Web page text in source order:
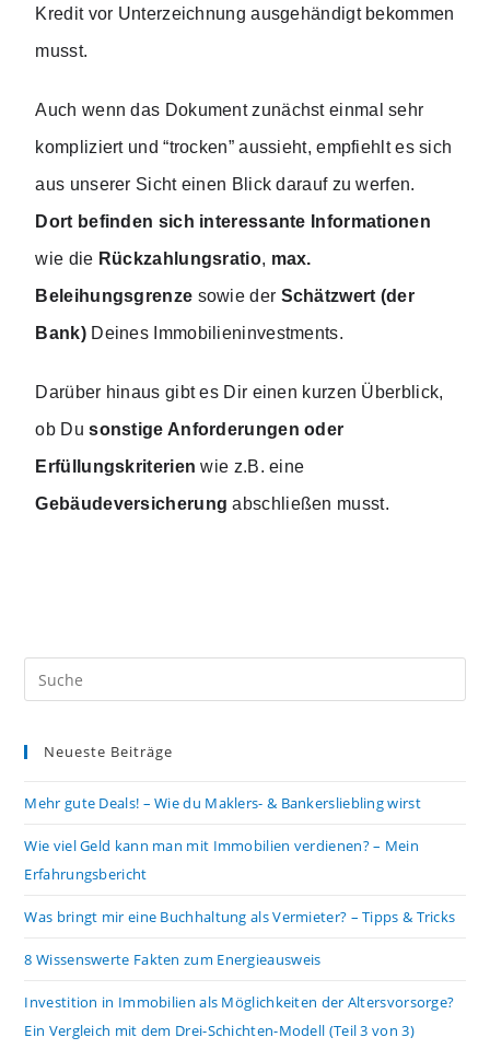
Kredit vor Unterzeichnung ausgehändigt bekommen
musst.
Auch wenn das Dokument zunächst einmal sehr
kompliziert und “trocken” aussieht, empfiehlt es sich
wie die Rückzahlungsratio, max.
Beleihungsgrenze sowie der Schätzwert (der
Bank) Deines Immobilieninvestments.
Darüber hinaus gibt es Dir einen kurzen Überblick,
ob Du sonstige Anforderungen oder
Erfüllungskriterien
Gebäudeversicherung abschließen musst.
Neueste Beiträge
Mehr gute Deals! – Wie du Maklers- & Bankersliebling wirst
Wie viel Geld kann man mit Immobilien verdienen? – Mein
Erfahrungsbericht
Was bringt mir eine Buchhaltung als Vermieter? – Tipps & Tricks
8 Wissenswerte Fakten zum Energieausweis
Investition in Immobilien als Möglichkeiten der Altersvorsorge?
Ein Vergleich mit dem Drei-Schichten-Modell (Teil 3 von 3)